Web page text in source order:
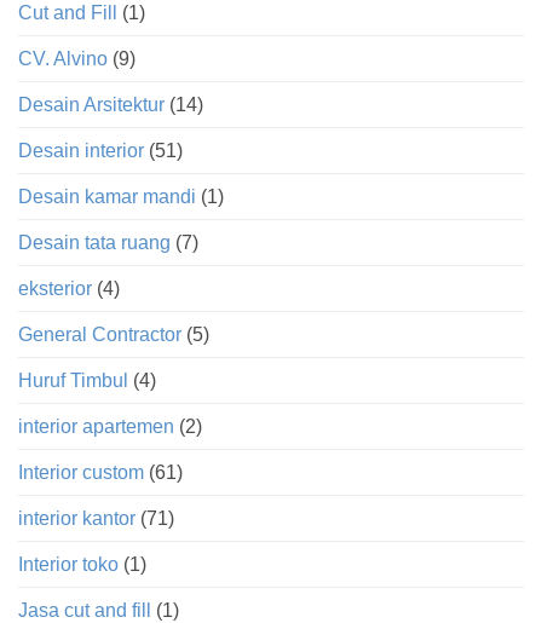
Cut and Fill (1)
CV. Alvino (9)
Desain Arsitektur (14)
Desain interior (51)
Desain kamar mandi (1)
Desain tata ruang (7)
eksterior (4)
General Contractor (5)
Huruf Timbul (4)
interior apartemen (2)
Interior custom (61)
interior kantor (71)
Interior toko (1)
Jasa cut and fill (1)